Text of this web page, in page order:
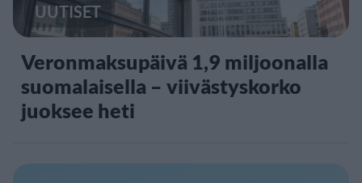
UUTISET
Veronmaksupäivä 1,9 miljoonalla
suomalaisella – viivästyskorko
juoksee heti